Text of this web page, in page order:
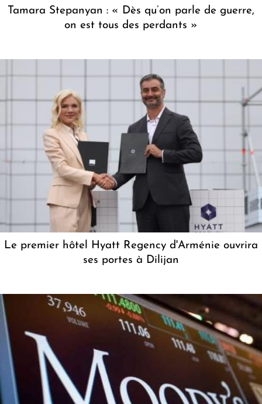
Tamara Stepanyan : « Dès qu’on parle de guerre,
on est tous des perdants »
Le premier hôtel Hyatt Regency d'Arménie ouvrira
ses portes à Dilijan